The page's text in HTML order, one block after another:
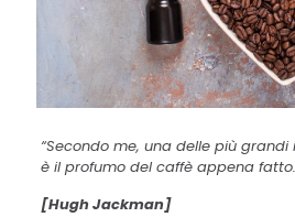
“Secondo me, una delle più
è il profumo del caffè appena
[Hugh Jackman]